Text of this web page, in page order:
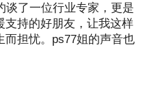
谈了一位行业专家，更是
支持的好朋友，让我这样
而担忧。ps77姐的声音也